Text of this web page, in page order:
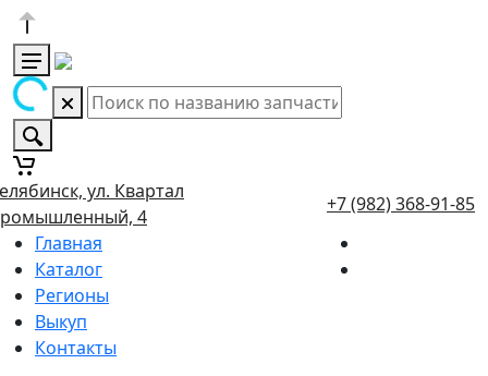
ул. Квартал
4
+7 (982) 368-91-85
Главная
Каталог
Регионы
Выкуп
Контакты